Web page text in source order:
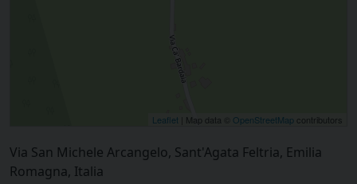
Leaflet | Map data © OpenStreetMap contributors
Via San Michele Arcangelo, Sant'Agata Feltria, Emilia
Romagna, Italia